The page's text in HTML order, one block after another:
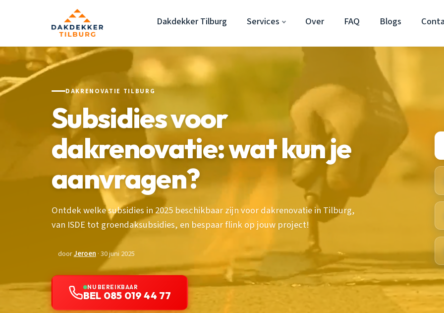
Dakdekker Tilburg Services Over FAQ Blogs
DAKRENOVATIE TILBURG
Subsidies voor
dakrenovatie: wat kun je
aanvragen?
Ontdek welke subsidies in 2025 beschikbaar zijn voor dakrenovatie in Tilburg,
van ISDE tot groendaksubsidies, en bespaar flink op jouw project!
doorJeroen · 30 juni 2025
NU BEREIKBAAR
BEL 085 019 44 77